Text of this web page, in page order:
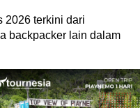
2026 terkini dari
backpacker lain dalam